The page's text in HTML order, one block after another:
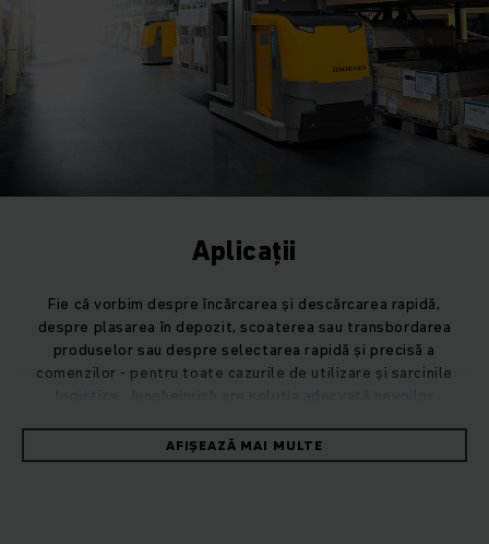
Aplicații
Fie că vorbim despre încărcarea și descărcarea rapidă,
despre plasarea în depozit, scoaterea sau transbordarea
produselor sau despre selectarea rapidă și precisă a
comenzilor - pentru toate cazurile de utilizare și sarcinile
dispoziție o gamă variată de variante de echipamente și
opțiuni. Fiecare mediu de depozitare este diferit, astfel, prin
AFIȘEAZĂ MAI MULTE